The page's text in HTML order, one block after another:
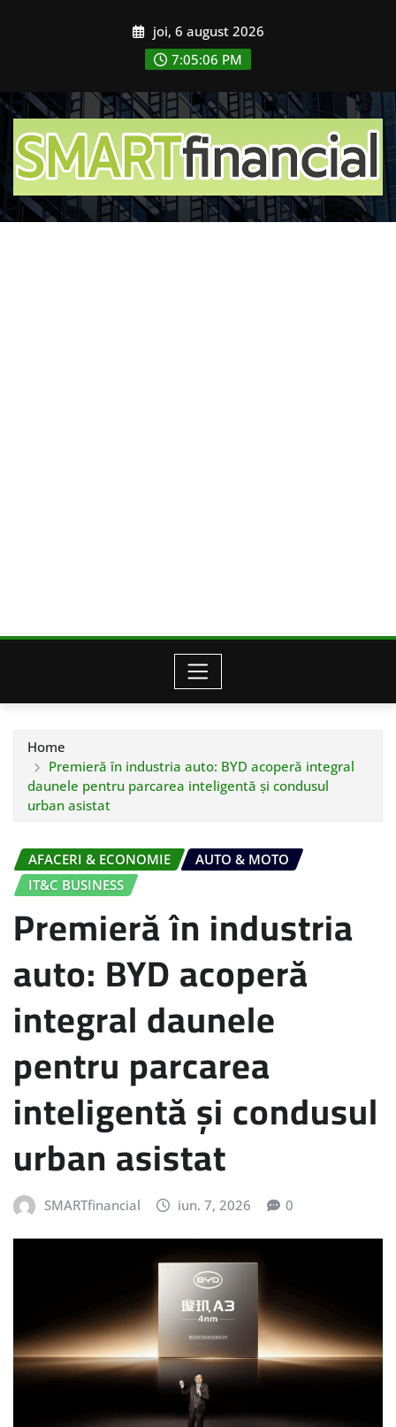
joi, 6 august 2026
7:05:08 PM
Home
Premieră în industria auto: BYD acoperă integral
daunele pentru parcarea inteligentă și condusul
urban asistat
AFACERI & ECONOMIE
AUTO & MOTO
IT&C BUSINESS
Premieră în industria
auto: BYD acoperă
integral daunele
pentru parcarea
inteligentă și condusul
urban asistat
SMARTfinancial iun. 7, 2026 0